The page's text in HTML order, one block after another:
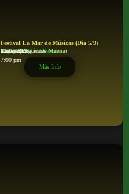
Festival La Mar de Músicas (Dia 5/9)
Pop/rock/Indie/Alternativo
Varias Ubicaciones
Cartagena
Murcia (Región de Murcia)
22/07/2026
7:00 pm
Más Info